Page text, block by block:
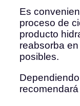
Es
proceso de
producto
reabsorba
posibles.